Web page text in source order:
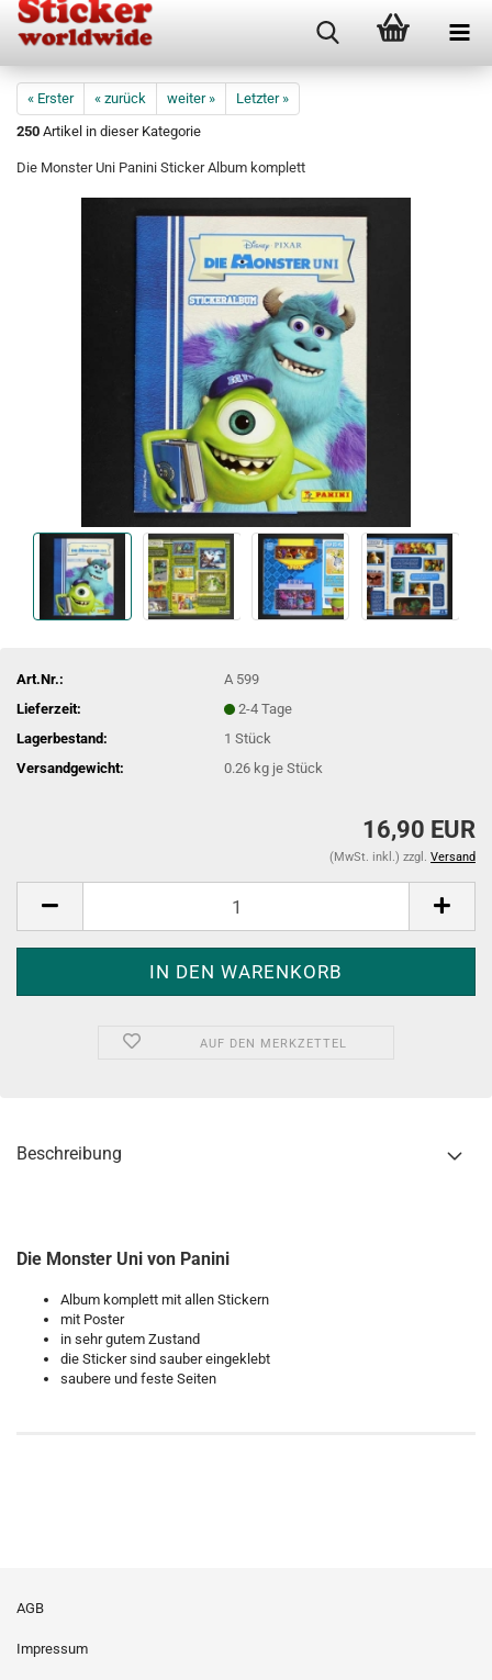
« Erster « zurück weiter »
Letzter »
250 Artikel in dieser Kategorie
Die Monster Uni Panini Sticker Album komplett
Art.Nr.:
A 599
Lieferzeit:
2-4 Tage
Lagerbestand:
1Stück
Versandgewicht:
0.26 kg je Stück
16,90 EUR
(MwSt. inkl.) zzgl. Versand
AUF DEN MERKZETTEL
Beschreibung
Die Monster Uni von Panini
Album komplett mit allen Stickern
mit Poster
in sehr gutem Zustand
die Sticker sind sauber eingeklebt
saubere und feste Seiten
AGB
Impressum